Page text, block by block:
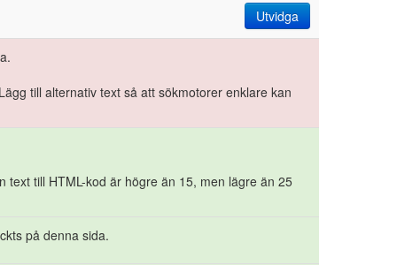
Utvidga
till alternativ text så att sökmotorer enklare kan
text till HTML-kod är högre än 15, men lägre än 25
på denna sida.